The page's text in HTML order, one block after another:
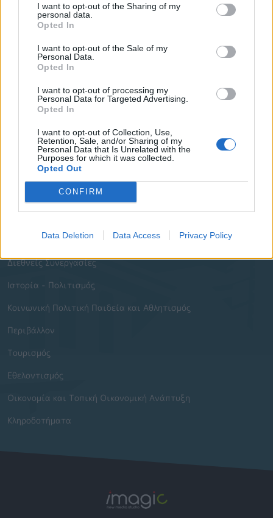
I want to opt-out of the Sharing of my
personal data.
Opted In
I want to opt-out of the Sale of my
Personal Data.
Opted In
I want to opt-out of processing my
Personal Data for Targeted Advertising.
Opted In
I want to opt-out of Collection, Use,
Retention, Sale, and/or Sharing of my
Personal Data that Is Unrelated with the
Purposes for which it was collected.
Opted Out
CONFIRM
Data Deletion Data Access Privacy Policy
Αντιδήμαρχοι
Συλλογικά Όργανα Δήμου
Δημοτικές Κοινότητες
Υπηρεσίες του Δήμου
Οι Δημοτικές Επιχειρήσεις
Χρήσιμα Τηλέφωνα
Ενότητες Ιστοτόπου
Δομημένο Αστικό Περιβάλλον
Διεθνείς Συνεργασίες
Ιστορία - Πολιτισμός
Κοινωνική Πολιτική Παιδεία και Αθλητισμός
Περιβάλλον
Τουρισμός
Εθελοντισμός
Οικονομία και Τοπική Οικονομική Ανάπτυξη
Κληροδοτήματα